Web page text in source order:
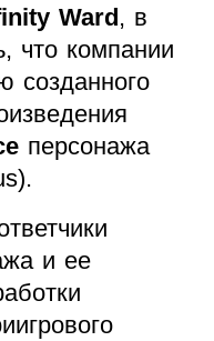
Ward, в
что компании
созданного
персонажа
и ее